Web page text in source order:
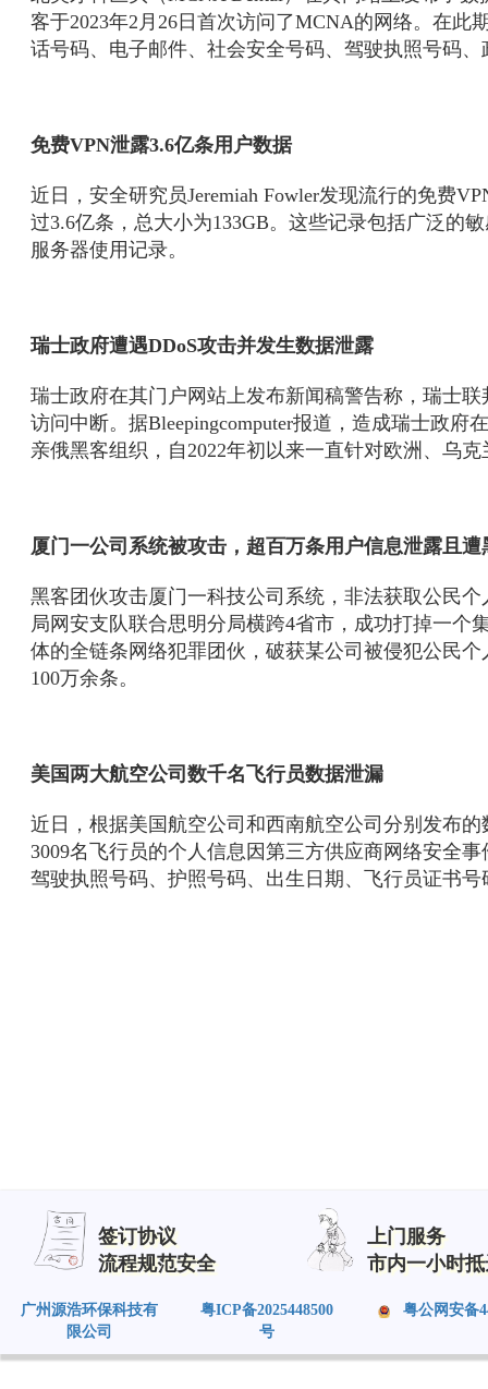
客于2023年2月26日首次访问了MCNA的网络。在
话号码、电子邮件、社会安全号码、驾驶执照号码
免费VPN泄露3.6亿条用户数据
近日，安全研究员Jeremiah Fowler发现流行的免费
过3.6亿条，总大小为133GB。这些记录包括广泛的
服务器使用记录。
瑞士政府遭遇DDoS攻击并发生数据泄露
瑞士政府在其门户网站上发布新闻稿警告称，瑞士
访问中断。据Bleepingcomputer报道，造成瑞士政府
亲俄黑客组织，自2022年初以来一直针对欧洲、乌
厦门一公司系统被攻击，超百万条用户信息泄露且遭
黑客团伙攻击厦门一科技公司系统，非法获取公民
局网安支队联合思明分局横跨4省市，成功打掉一个
体的全链条网络犯罪团伙，破获某公司被侵犯公民
100万余条。
美国两大航空公司数千名飞行员数据泄漏
近日，根据美国航空公司和西南航空公司分别发布
3009名飞行员的个人信息因第三方供应商网络安全
驾驶执照号码、护照号码、出生日期、飞行员证书
签订协议
流程规范安全
上门服务
市内一小时
广州源浩环保科技有
限公司
粤ICP备2025448500
号
粤公网安备